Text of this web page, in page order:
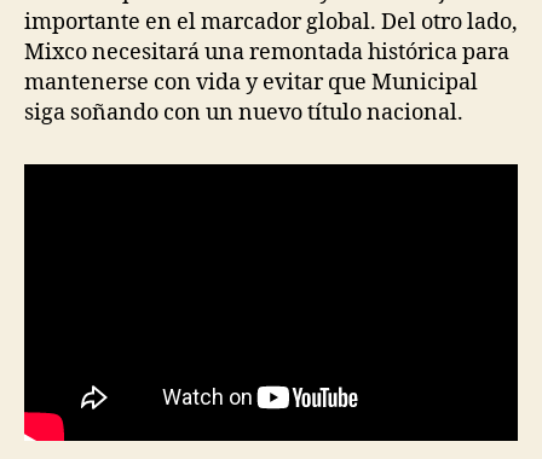
importante en el marcador global. Del otro lado,
Mixco necesitará una remontada histórica para
mantenerse con vida y evitar que Municipal
siga soñando con un nuevo título nacional.